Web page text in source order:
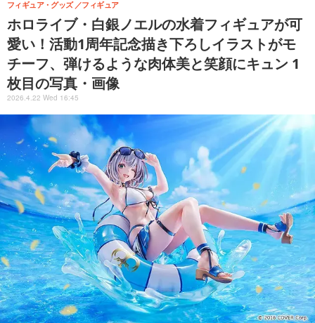
ホロライブ・白銀ノエルの水着フィギュアが可
愛い！活動1周年記念描き下ろしイラストがモ
チーフ、弾けるような肉体美と笑顔にキュン 1
枚目の写真・画像
フィギュア・グッズ フィギュア
2026.4.22 Wed 16:45